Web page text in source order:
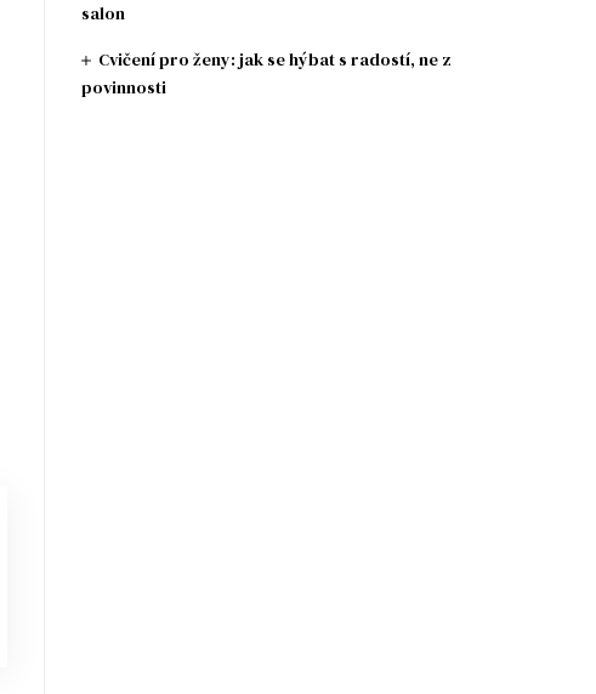
salon
Cvičení pro ženy: jak se hýbat s radostí, ne z
povinnosti